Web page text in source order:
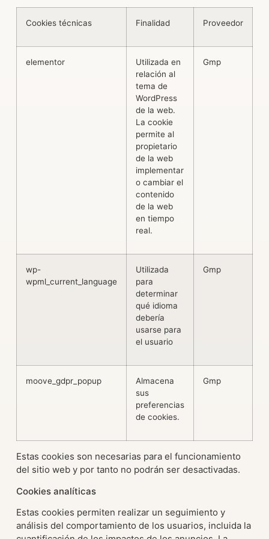
Cookies técnicas Finalidad Proveedor
elementor
Utilizada en
relación al
tema de
WordPress
de la web.
La cookie
permite al
propietario
de la web
implementar
o cambiar el
contenido
de la web
en tiempo
real.
Gmp
wp-
wpml_current_language
Utilizada
para
determinar
qué idioma
debería
usarse para
el usuario
Gmp
moove_gdpr_popup
Almacena
sus
preferencias
de cookies.
Gmp
Estas cookies son necesarias para el funcionamiento
del sitio web y por tanto no podrán ser desactivadas.
Cookies analíticas
Estas cookies permiten realizar un seguimiento y
análisis del comportamiento de los usuarios, incluida la